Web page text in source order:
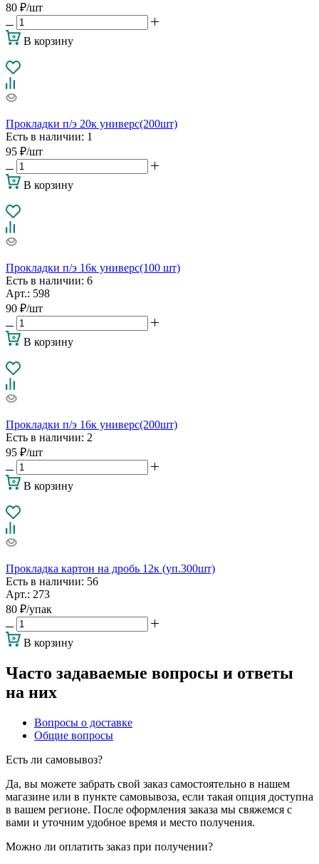
80 ₽/шт
В корзину
Прокладки п/э 20к универс(200шт)
Есть в наличии: 1
95 ₽/шт
В корзину
Прокладки п/э 16к универс(100 шт)
Есть в наличии: 6
Арт.: 598
90 ₽/шт
В корзину
Прокладки п/э 16к универс(200шт)
Есть в наличии: 2
95 ₽/шт
В корзину
Прокладка картон на дробь 12к (уп.300шт)
Есть в наличии: 56
Арт.: 273
80 ₽/упак
В корзину
Часто задаваемые вопросы и ответы
на них
Вопросы о доставке
Общие вопросы
Есть ли самовывоз?
Да, вы можете забрать свой заказ самостоятельно в нашем
магазине или в пункте самовывоза, если такая опция доступна
в вашем регионе. После оформления заказа мы свяжемся с
вами и уточним удобное время и место получения.
Можно ли оплатить заказ при получении?